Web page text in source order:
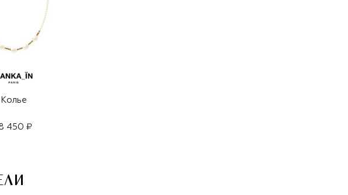
Колье
450 ₽